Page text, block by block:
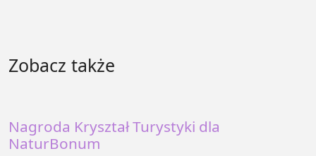
Zobacz także
Nagroda Kryształ Turystyki dla
NaturBonum